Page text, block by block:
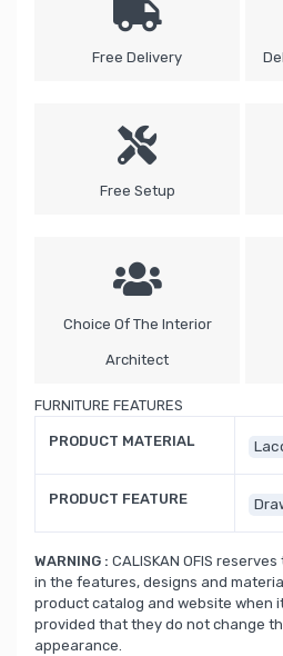
Free Delivery
Free Setup
Choice Of The Interior
Architect
FURNITURE FEATURES
PRODUCT MATERIAL
PRODUCT FEATURE
WARNING : CALISKAN OFIS
in the features, designs and
product catalog and website when
provided that they do not change
appearance.